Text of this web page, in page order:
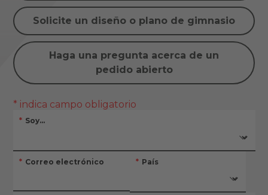
Solicite un diseño o plano de gimnasio
Haga una pregunta acerca de un
pedido abierto